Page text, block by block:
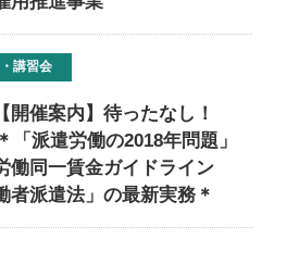
講習会
開催案内】待ったなし！
「派遣労働の2018年問題」
働同一賃金ガイドライン
者派遣法」の最新実務＊